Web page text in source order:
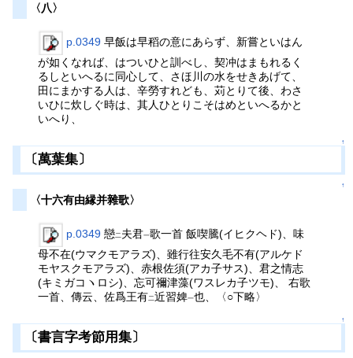
〈八〉
p.0349 早飯は早稻の意にあらず、新嘗といはん
が如くなれば、はついひと訓べし、契冲はまもれるく
るしといへるに同心して、さほ川の水をせきあげて、
田にまかする人は、辛勞すれども、苅とりて後、わさ
いひに炊しぐ時は、其人ひとりこそはめといへるかと
いへり、
↑
〔萬葉集〕
↑
〈十六有由縁并雜歌〉
p.0349 戀二夫君一歌一首 飯喫騰(イヒクヘド)、味
母不在(ウマクモアラズ)、雖行往安久毛不有(アルケド
モヤスクモアラズ)、赤根佐須(アカ子サス)、君之情志
(キミガコヽロシ)、忘可禰津藻(ワスレカ子ツモ)、 右歌
一首、傳云、佐爲王有二近習婢一也、〈○下略〉
↑
〔書言字考節用集〕